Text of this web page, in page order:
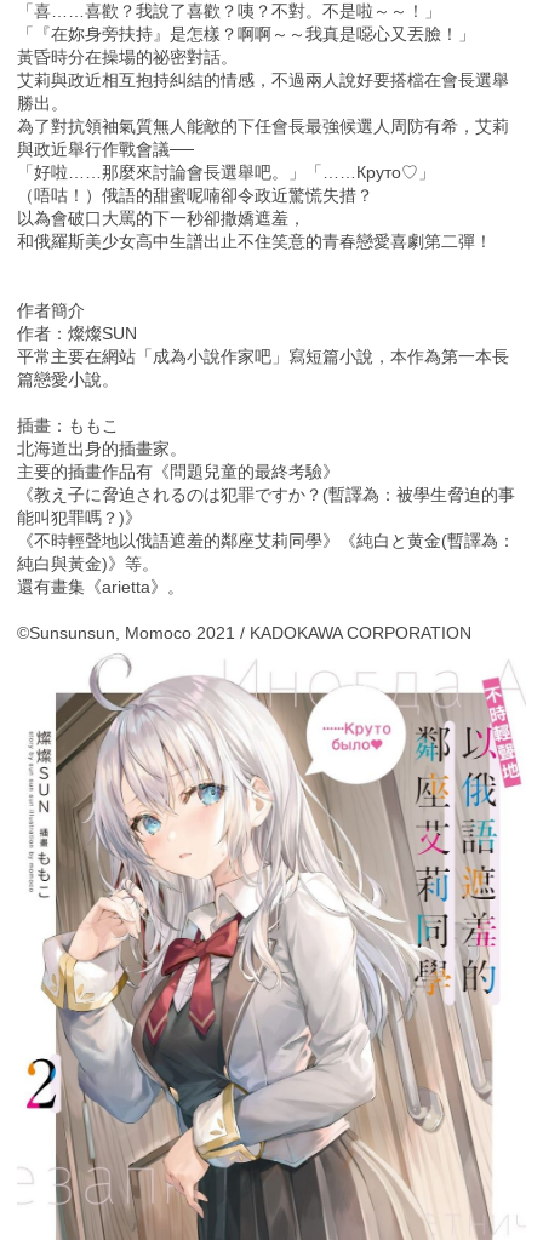
「喜……喜歡？我說了喜歡？咦？不對。不是啦～～！」
「『在妳身旁扶持』是怎樣？啊啊～～我真是噁心又丟臉！」
黃昏時分在操場的祕密對話。
艾莉與政近相互抱持糾結的情感，不過兩人說好要搭檔在會長選舉
勝出。
為了對抗領袖氣質無人能敵的下任會長最強候選人周防有希，艾莉
與政近舉行作戰會議──
「好啦……那麼來討論會長選舉吧。」「……Круто♡」
（唔咕！）俄語的甜蜜呢喃卻令政近驚慌失措？
以為會破口大罵的下一秒卻撒嬌遮羞，
和俄羅斯美少女高中生譜出止不住笑意的青春戀愛喜劇第二彈！
作者簡介
作者：燦燦SUN
平常主要在網站「成為小說作家吧」寫短篇小說，本作為第一本長
篇戀愛小說。
插畫：ももこ
北海道出身的插畫家。
主要的插畫作品有《問題兒童的最終考驗》
《教え子に脅迫されるのは犯罪ですか？(暫譯為：被學生脅迫的事
能叫犯罪嗎？)》
《不時輕聲地以俄語遮羞的鄰座艾莉同學》《純白と黄金(暫譯為：
純白與黃金)》等。
還有畫集《arietta》。
©Sunsunsun, Momoco 2021 / KADOKAWA CORPORATION